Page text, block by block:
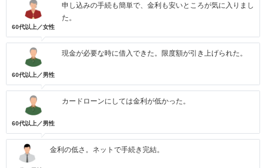
60代以上／女性
申し込みの手続も簡単で、金利も安いところが気に入りまし
た。
60代以上／男性
現金が必要な時に借入できた。限度額が引き上げられた。
60代以上／男性
カードローンにしては金利が低かった。
金利の低さ。ネットで手続き完結。